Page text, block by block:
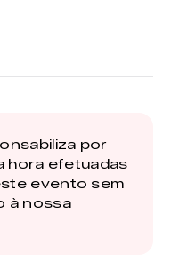
por
hora efetuadas
evento sem
à nossa